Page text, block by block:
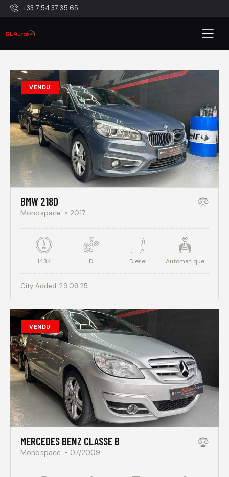
+33 7 54 37 35 65
VENDU
BMW 218D
Monospace 2017
143K D Diesel Automatique
City:Added: 29.09.25
VENDU
MERCEDES BENZ CLASSE B
Monospace 07/2009